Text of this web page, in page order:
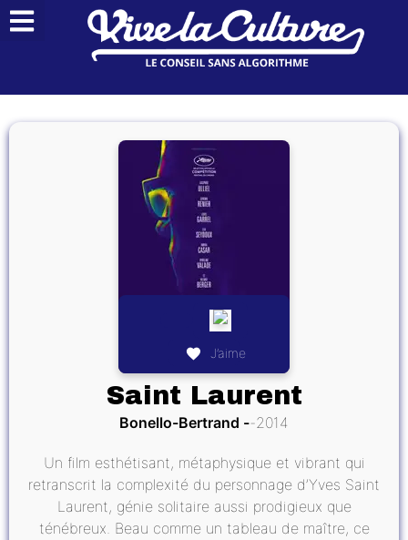
J’aime
Saint Laurent
Bonello-Bertrand 2014
Un film esthétisant, métaphysique et vibrant qui
retranscrit la complexité du personnage d’Yves Saint
Laurent, génie solitaire aussi prodigieux que
ténébreux. Beau comme un tableau de maître, ce